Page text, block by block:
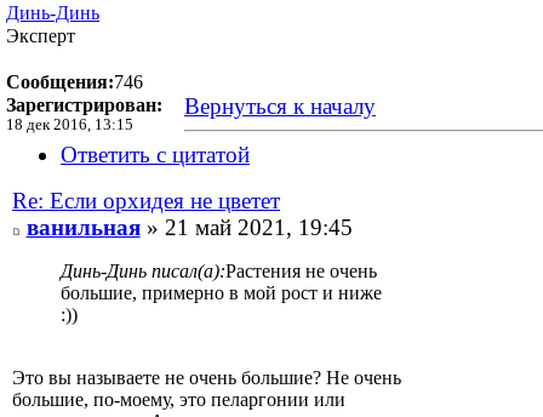
Динь-Динь
Эксперт
Сообщения:746
Зарегистрирован:
18 дек 2016, 13:15
Вернуться к началу
Ответить с цитатой
Re: Если орхидея не цветет
ванильная» 21 май 2021, 19:45
Динь-Динь писал(а):Растения не очень
большие, примерно в мой рост и ниже
:))
Это вы называете не очень большие? Не очень
большие, по-моему, это пеларгонии или